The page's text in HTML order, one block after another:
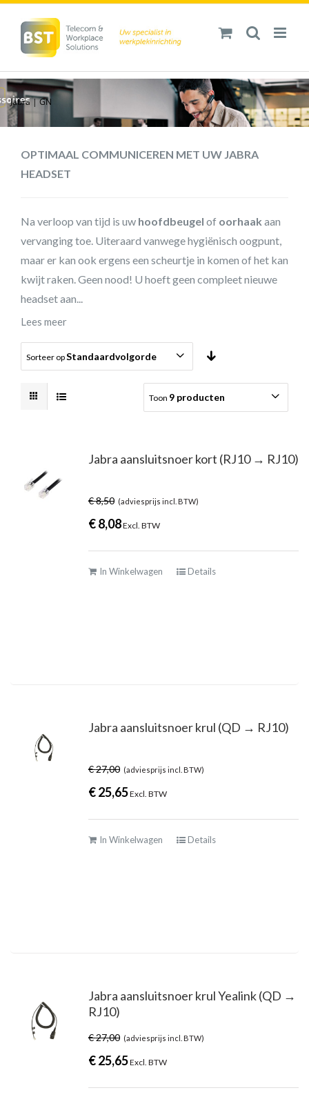
inhoud
Jabra | GN
OPTIMAAL COMMUNICEREN MET UW JABRA
HEADSET
Na verloop van tijd is uw hoofdbeugel of oorhaak aan
vervanging toe. Uiteraard vanwege hygiënisch oogpunt,
maar er kan ook ergens een scheurtje in komen of het kan
kwijt raken. Geen nood! U hoeft geen compleet nieuwe
headset aan...
Lees meer
Sorteer opStandaardvolgorde
Toon 9 producten
Jabra aansluitsnoer kort (RJ10 → RJ10)
€8,50 (adviesprijs incl. BTW)
€8,08Excl. BTW
In Winkelwagen Details
Jabra aansluitsnoer krul (QD → RJ10)
€27,00 (adviesprijs incl. BTW)
€25,65Excl. BTW
In Winkelwagen Details
Jabra aansluitsnoer krul Yealink (QD →
RJ10)
€27,00 (adviesprijs incl. BTW)
€25,65Excl. BTW